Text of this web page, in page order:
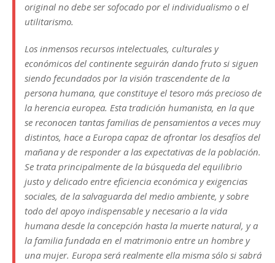
original no debe ser sofocado por el individualismo o el
utilitarismo.
Los inmensos recursos intelectuales, culturales y
económicos del continente seguirán dando fruto si siguen
siendo fecundados por la visión trascendente de la
persona humana, que constituye el tesoro más precioso de
la herencia europea. Esta tradición humanista, en la que
se reconocen tantas familias de pensamientos a veces muy
distintos, hace a Europa capaz de afrontar los desafíos del
mañana y de responder a las expectativas de la población.
Se trata principalmente de la búsqueda del equilibrio
justo y delicado entre eficiencia económica y exigencias
sociales, de la salvaguarda del medio ambiente, y sobre
todo del apoyo indispensable y necesario a la vida
humana desde la concepción hasta la muerte natural, y a
la familia fundada en el matrimonio entre un hombre y
una mujer. Europa será realmente ella misma sólo si sabrá